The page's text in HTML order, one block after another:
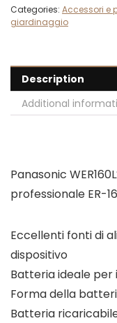
Categories: Accessori e
giardinaggio
Description
Additional
Panasonic
professionale ER-
Eccellenti fonti di
dispositivo
Batteria ideale
Forma della
Batteria